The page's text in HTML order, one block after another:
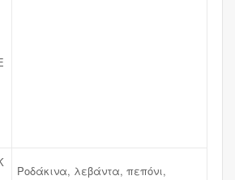
Ροδάκινα, λεβάντα, πεπόνι,